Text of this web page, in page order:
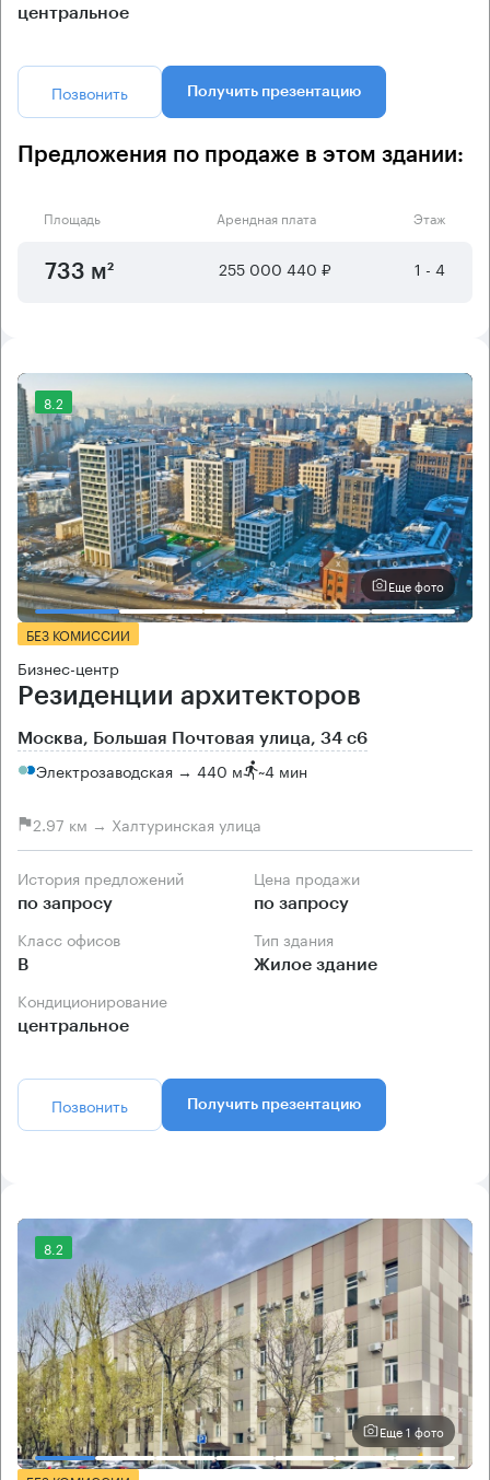
центральное
Позвонить Получить презентацию
Предложения по продаже в этом здании:
Площадь Арендная плата Этаж
733 м² 255 000 440 ₽ 1 - 4
8.2
Еще фото
БЕЗ КОМИССИИ
Бизнес-центр
Резиденции архитекторов
Москва, Большая Почтовая улица, 34 с6
Электрозаводская → 440 м ~4 мин
2.97 км → Халтуринская улица
История предложений
по запросу
Цена продажи
по запросу
Класс офисов
B
Тип здания
Жилое здание
Кондиционирование
центральное
Позвонить Получить презентацию
8.2
Еще 1 фото